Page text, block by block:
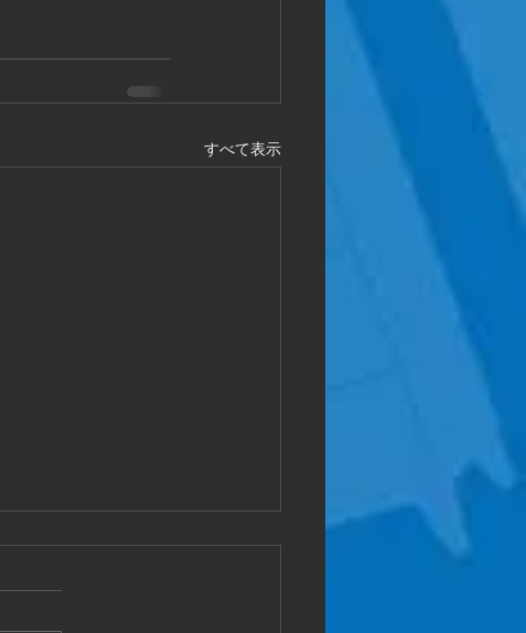
すべて表示
井県敦賀市
部屋の片付けです。 どんな状